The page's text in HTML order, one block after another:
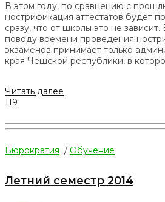
В этом году, по сравнению с
нострификация аттестатов будет
сразу, что от школы это не
поводу времени проведения
экзаменов принимает только
края Чешской республики, в
Читать далее
119
Бюрократия / Обучение
Летний семестр 2014